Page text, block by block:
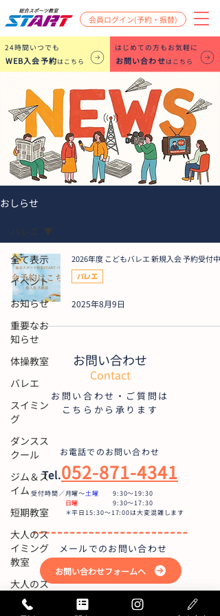
会員ログイン(予約・振替)
​24時間いつでも
WEB入会予約はこちら
はじめての方もお気軽に
お問い合わせはこちら
おしらせ
全て表示
イベント
お知らせ
重要なお
知らせ
体操教室
バレエ
スイミン
グ
ダンスス
クール
ジム＆ス
イム
短期教室
大人のス
イミング
教室
大人のス
トレッチ
＆アクア
バレエ
2026年度 こどもバレエ 新規入会 予約受付中
バレエ
2025年8月9日
お問い合わせ
Contact
お問い合わせ・ご質問は
こちらから承ります
お電話でのお問い合わせ
Tel.052-871-4341
受付時間／月曜〜土曜 9:30〜19:30
日曜
9:30～17:30
＊平日15:30～17:00は大変混雑します
メールでのお問い合わせ
お問い合わせフォームへ